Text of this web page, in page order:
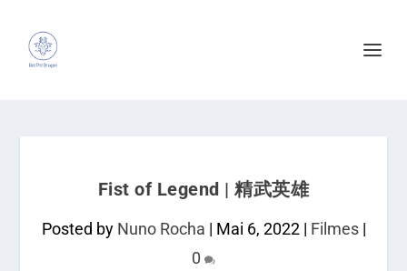
Fist of Legend | 精武英雄
Posted by Nuno Rocha | Mai 6, 2022| Filmes|
0